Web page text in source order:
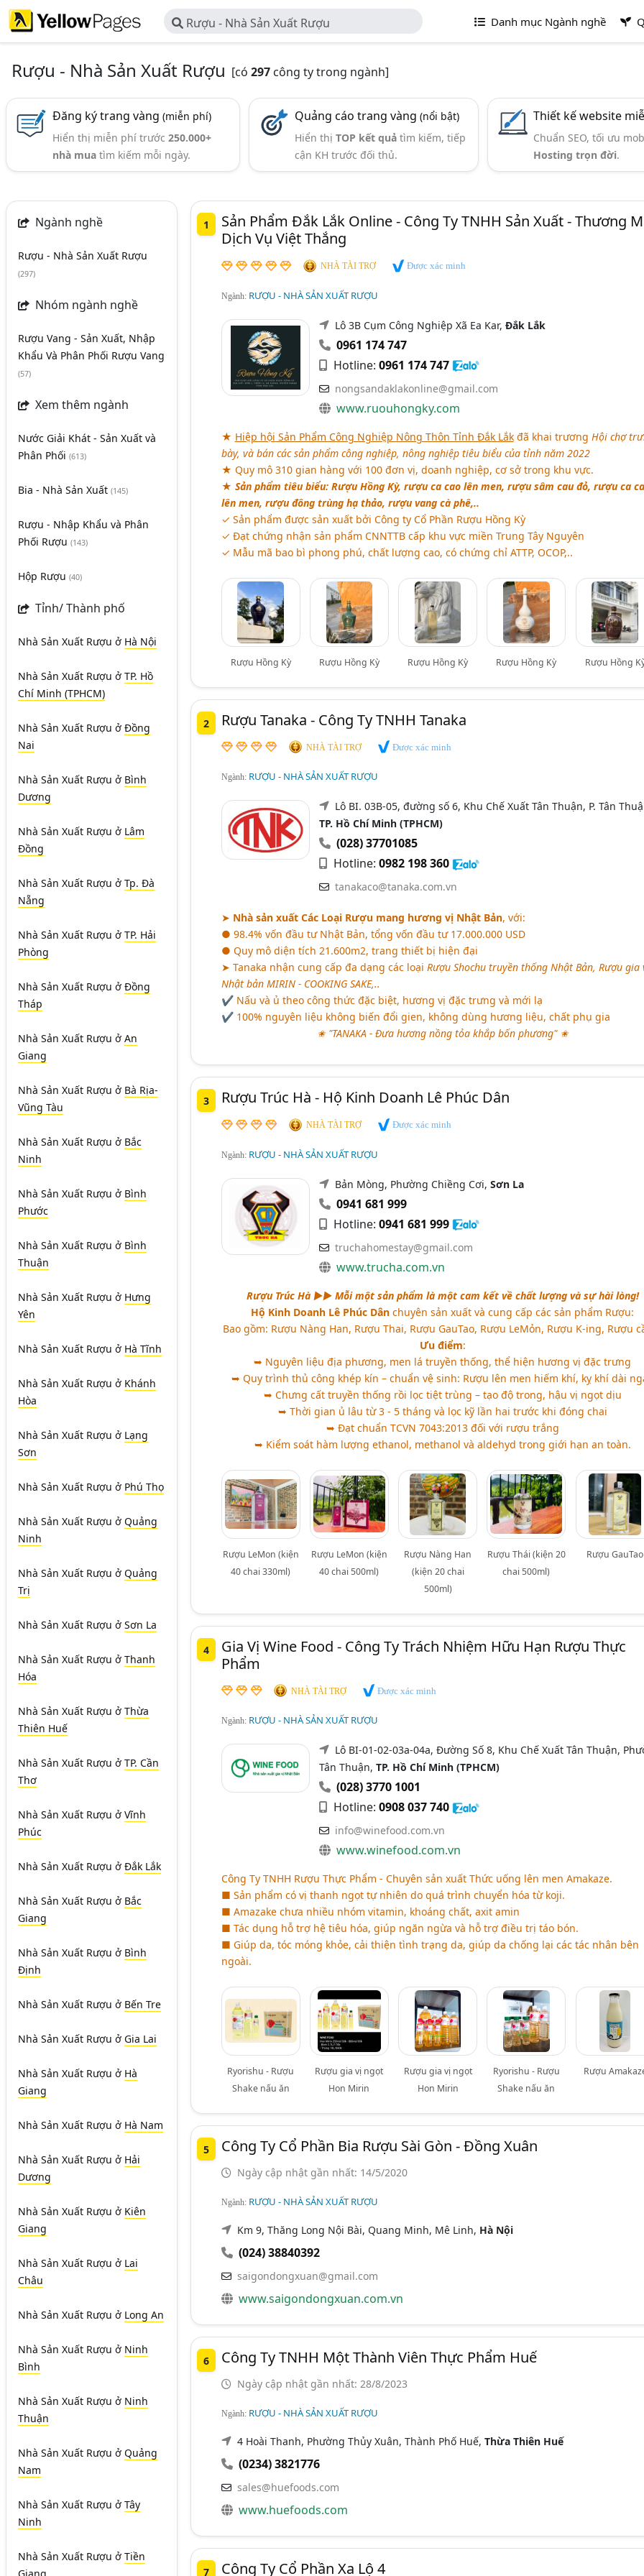
Rượu - Nhà Sản Xuất Rượu Danh mục Ngành nghề
Rượu - Nhà Sản Xuất Rượu [có 297 công ty trong ngành]
Đăng ký trang vàng(miễn phí)
Hiển thị miễn phí trước250.000+
nhà mua tìm kiếm mỗi ngày.
Quảng cáo trang vàng(nổi bật)
Hiển thịTOP kết quả tìm kiếm, tiếp
cận KH trước đối thủ.
Thiết kế website
Chuẩn SEO, tối ưu
Hosting trọn đời.
Ngành nghề
Rượu - Nhà Sản Xuất Rượu
(297)
Nhóm ngành nghề
Rượu Vang - Sản Xuất, Nhập
Khẩu Và Phân Phối Rượu Vang
(57)
Xem thêm ngành
Nước Giải Khát - Sản Xuất và
Phân Phối (613)
Bia - Nhà Sản Xuất (145)
Rượu - Nhập Khẩu và Phân
Phối Rượu (143)
Hộp Rượu (40)
Tỉnh/ Thành phố
Nhà Sản Xuất Rượu ở Hà Nội
Nhà Sản Xuất Rượu ở TP. Hồ
Chí Minh (TPHCM)
Nhà Sản Xuất Rượu ở Đồng
Nai
Nhà Sản Xuất Rượu ở Bình
Dương
Nhà Sản Xuất Rượu ở Lâm
Đồng
Nhà Sản Xuất Rượu ở Tp. Đà
Nẵng
Nhà Sản Xuất Rượu ở TP. Hải
Phòng
Nhà Sản Xuất Rượu ở Đồng
Tháp
Nhà Sản Xuất Rượu ở An
Giang
Nhà Sản Xuất Rượu ở Bà Rịa-
Vũng Tàu
Nhà Sản Xuất Rượu ở Bắc
Ninh
Nhà Sản Xuất Rượu ở Bình
Phước
Nhà Sản Xuất Rượu ở Bình
Thuận
Nhà Sản Xuất Rượu ở Hưng
Yên
Nhà Sản Xuất Rượu ở Hà Tĩnh
Nhà Sản Xuất Rượu ở Khánh
Hòa
Nhà Sản Xuất Rượu ở Lạng
Sơn
Nhà Sản Xuất Rượu ở Phú Thọ
Nhà Sản Xuất Rượu ở Quảng
Ninh
Nhà Sản Xuất Rượu ở Quảng
Trị
Nhà Sản Xuất Rượu ở Sơn La
Nhà Sản Xuất Rượu ở Thanh
Hóa
Nhà Sản Xuất Rượu ở Thừa
Thiên Huế
Nhà Sản Xuất Rượu ở TP. Cần
Thơ
Nhà Sản Xuất Rượu ở Vĩnh
Phúc
Nhà Sản Xuất Rượu ở Đắk Lắk
Nhà Sản Xuất Rượu ở Bắc
Giang
Nhà Sản Xuất Rượu ở Bình
Định
Nhà Sản Xuất Rượu ở Bến Tre
Nhà Sản Xuất Rượu ở Gia Lai
Nhà Sản Xuất Rượu ở Hà
Giang
Nhà Sản Xuất Rượu ở Hà Nam
Nhà Sản Xuất Rượu ở Hải
Dương
Nhà Sản Xuất Rượu ở Kiên
Giang
Nhà Sản Xuất Rượu ở Lai
Châu
Nhà Sản Xuất Rượu ở Long An
Nhà Sản Xuất Rượu ở Ninh
Bình
Nhà Sản Xuất Rượu ở Ninh
Thuận
Nhà Sản Xuất Rượu ở Quảng
Nam
Nhà Sản Xuất Rượu ở Tây
Ninh
Nhà Sản Xuất Rượu ở Tiền
1
Sản Phẩm Đắk Lắk Online - Công Ty TNHH Sản Xuất - Thương
Dịch Vụ Việt Thắng
NHÀ TÀI TRỢ Được xác minh
Ngành: RƯỢU - NHÀ SẢN XUẤT RƯỢU
Lô 3B Cụm Công Nghiệp Xã Ea Kar, Đắk Lắk
0961 174 747
Hotline: 0961 174 747
nongsandaklakonline@gmail.com
www.ruouhongky.com
★ Hiệp hội Sản Phẩm Công Nghiệp Nông Thôn Tỉnh Đắk Lắkđã khai trương Hội chợ
bày, và bán các sản phẩm công nghiệp, nông nghiệp tiêu biểu của tỉnh năm 2022
★ Quy mô 310 gian hàng với 100 đơn vị, doanh nghiệp, cơ sở trong khu vực.
★ Sản phẩm tiêu biểu: Rượu Hồng Kỳ, rượu ca cao lên men, rượu sâm cau đỏ, rượu ca
lên men, rượu đông trùng hạ thảo, rượu vang cà phê,..
✓ Sản phẩm được sản xuất bởi Công ty Cổ Phần Rượu Hồng Kỳ
✓ Đạt chứng nhận sản phẩm CNNTTB cấp khu vực miền Trung Tây Nguyên
✓ Mẫu mã bao bì phong phú, chất lượng cao, có chứng chỉ ATTP, OCOP,..
Rượu Hồng Kỳ Rượu Hồng Kỳ Rượu Hồng Kỳ Rượu Hồng Kỳ Rượu Hồng
2 Rượu Tanaka - Công Ty TNHH Tanaka
NHÀ TÀI TRỢ Được xác minh
Ngành: RƯỢU - NHÀ SẢN XUẤT RƯỢU
Lô BI. 03B-05, đường số 6, Khu Chế Xuất Tân Thuận, P. Tân
TP. Hồ Chí Minh (TPHCM)
(028) 37701085
Hotline: 0982 198 360
tanakaco@tanaka.com.vn
➤ Nhà sản xuất Các Loại Rượu mang hương vị Nhật Bản, với:
● 98.4% vốn đầu tư Nhật Bản, tổng vốn đầu tư 17.000.000 USD
● Quy mô diện tích 21.600m2, trang thiết bị hiện đại
➤ Tanaka nhận cung cấp đa dạng các loại Rượu Shochu truyền thống Nhật Bản, Rượu gia
Nhật bản MIRIN - COOKING SAKE,..
✔ Nấu và ủ theo công thức đặc biệt, hương vị đặc trưng và mới lạ
✔ 100% nguyên liệu không biến đổi gien, không dùng hương liệu, chất phụ gia
✬ "TANAKA - Đưa hương nồng tỏa khắp bốn phương" ✬
3 Rượu Trúc Hà - Hộ Kinh Doanh Lê Phúc Dân
NHÀ TÀI TRỢ Được xác minh
Ngành: RƯỢU - NHÀ SẢN XUẤT RƯỢU
Bản Mòng, Phường Chiềng Cơi, Sơn La
0941 681 999
Hotline: 0941 681 999
truchahomestay@gmail.com
www.trucha.com.vn
Rượu Trúc Hà ►► Mỗi một sản phẩm là một cam kết về chất lượng và sự hài lòng!
Hộ Kinh Doanh Lê Phúc Dân chuyên sản xuất và cung cấp các sản phẩm Rượu:
Bao gồm: Rượu Nàng Han, Rượu Thai, Rượu GauTao, Rượu LeMỏn, Rượu K-ing, Rượu
Ưu điểm:
➥ Nguyên liệu địa phương, men lá truyền thống, thể hiện hương vị đặc trưng
➥ Quy trình thủ công khép kín – chuẩn vệ sinh: Rượu lên men hiếm khí, kỵ khí dài
➥ Chưng cất truyền thống rồi lọc tiệt trùng – tạo độ trong, hậu vị ngọt dịu
➥ Thời gian ủ lâu từ 3 - 5 tháng và lọc kỹ lần hai trước khi đóng chai
➥ Đạt chuẩn TCVN 7043:2013 đối với rượu trắng
➥ Kiểm soát hàm lượng ethanol, methanol và aldehyd trong giới hạn an toàn.
Rượu LeMon (kiện
40 chai 330ml)
Rượu LeMon (kiện
40 chai 500ml)
Rượu Nàng Han
(kiện 20 chai
500ml)
Rượu Thái (kiện 20
chai 500ml)
Rượu GauTao
4
Gia Vị Wine Food - Công Ty Trách Nhiệm Hữu Hạn Rượu Thực
Phẩm
NHÀ TÀI TRỢ Được xác minh
Ngành: RƯỢU - NHÀ SẢN XUẤT RƯỢU
Lô BI-01-02-03a-04a, Đường Số 8, Khu Chế Xuất Tân Thuận,
Tân Thuận, TP. Hồ Chí Minh (TPHCM)
(028) 3770 1001
Hotline: 0908 037 740
info@winefood.com.vn
www.winefood.com.vn
Công Ty TNHH Rượu Thực Phẩm - Chuyên sản xuất Thức uống lên men Amakaze.
■ Sản phẩm có vị thanh ngọt tự nhiên do quá trình chuyển hóa từ koji.
■ Amazake chưa nhiều nhóm vitamin, khoáng chất, axit amin
■ Tác dụng hỗ trợ hệ tiêu hóa, giúp ngăn ngừa và hỗ trợ điều trị táo bón.
■ Giúp da, tóc móng khỏe, cải thiện tình trạng da, giúp da chống lại các tác nhân bên
ngoài.
Ryorishu - Rượu
Shake nấu ăn
Rượu gia vị ngọt
Hon Mirin
Rượu gia vị ngọt
Hon Mirin
Ryorishu - Rượu
Shake nấu ăn
Rượu
5 Công Ty Cổ Phần Bia Rượu Sài Gòn - Đồng Xuân
Ngày cập nhật gần nhất: 14/5/2020
Ngành: RƯỢU - NHÀ SẢN XUẤT RƯỢU
Km 9, Thăng Long Nội Bài, Quang Minh, Mê Linh, Hà Nội
(024) 38840392
saigondongxuan@gmail.com
www.saigondongxuan.com.vn
6 Công Ty TNHH Một Thành Viên Thực Phẩm Huế
Ngày cập nhật gần nhất: 28/8/2023
Ngành: RƯỢU - NHÀ SẢN XUẤT RƯỢU
4 Hoài Thanh, Phường Thủy Xuân, Thành Phố Huế, Thừa Thiên Huế
(0234) 3821776
sales@huefoods.com
www.huefoods.com
7 Công Ty Cổ Phần Xa Lộ 4